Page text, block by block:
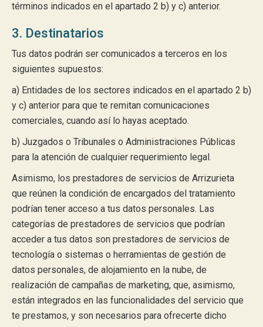
términos indicados en el apartado 2 b) y c) anterior.
3. Destinatarios
Tus datos podrán ser comunicados a terceros en los
siguientes supuestos:
a) Entidades de los sectores indicados en el apartado 2 b)
y c) anterior para que te remitan comunicaciones
comerciales, cuando así lo hayas aceptado.
b) Juzgados o Tribunales o Administraciones Públicas
para la atención de cualquier requerimiento legal.
Asimismo, los prestadores de servicios de Arrizurieta
que reúnen la condición de encargados del tratamiento
podrían tener acceso a tus datos personales. Las
categorías de prestadores de servicios que podrían
acceder a tus datos son prestadores de servicios de
tecnología o sistemas o herramientas de gestión de
datos personales, de alojamiento en la nube, de
realización de campañas de marketing, que, asimismo,
están integrados en las funcionalidades del servicio que
te prestamos, y son necesarios para ofrecerte dicho